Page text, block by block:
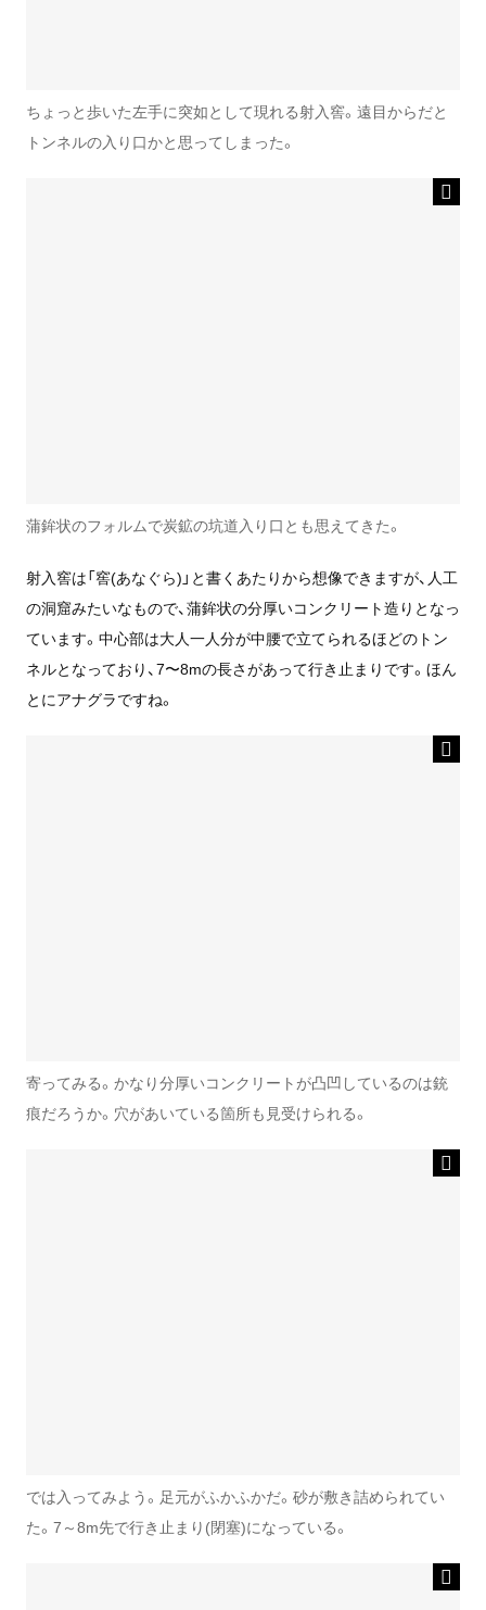
ちょっと歩いた左手に突如として現れる射入窖。遠目からだと
トンネルの入り口かと思ってしまった。
蒲鉾状のフォルムで炭鉱の坑道入り口とも思えてきた。
射入窖は「窖(あなぐら)」と書くあたりから想像できますが、人工
の洞窟みたいなもので、蒲鉾状の分厚いコンクリート造りとなっ
ています。中心部は大人一人分が中腰で立てられるほどのトン
ネルとなっており、7〜8mの長さがあって行き止まりです。ほん
とにアナグラですね。
寄ってみる。かなり分厚いコンクリートが凸凹しているのは銃
痕だろうか。穴があいている箇所も見受けられる。
では入ってみよう。足元がふかふかだ。砂が敷き詰められてい
た。7～8m先で行き止まり(閉塞)になっている。